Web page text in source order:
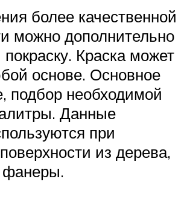
более качественной
можно дополнительно
покраску. Краска может
основе. Основное
подбор необходимой
Данные
при
из дерева,